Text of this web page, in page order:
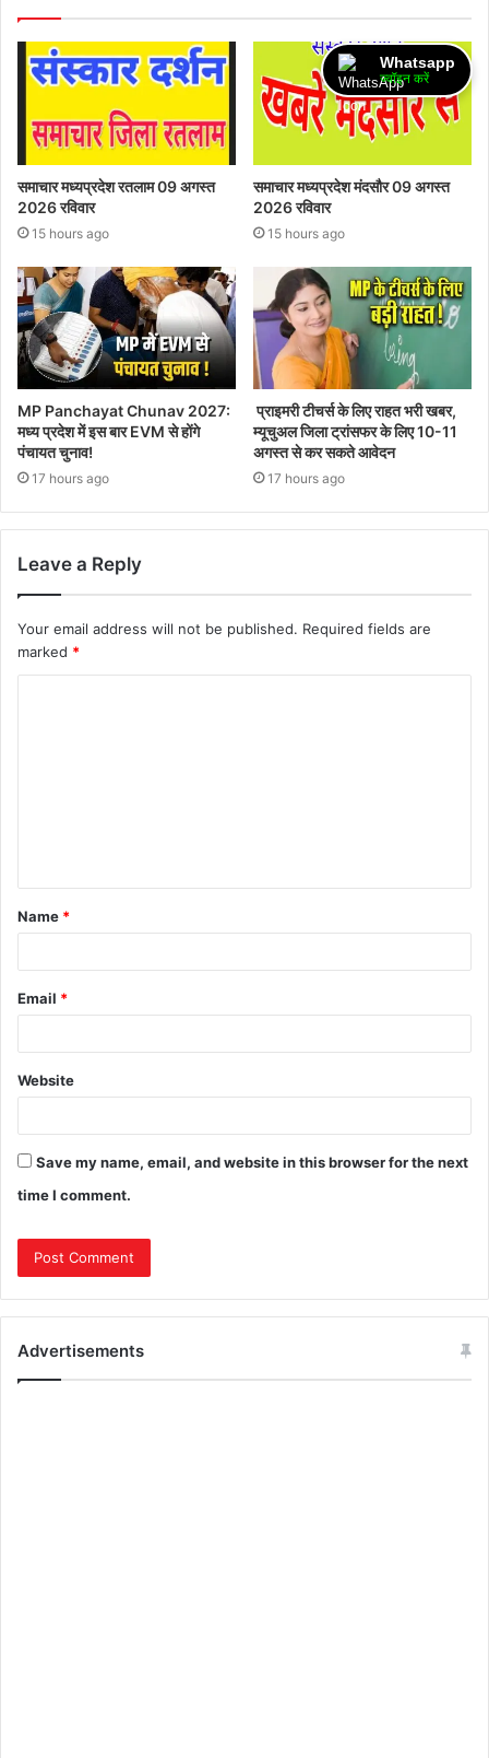
समाचार मध्यप्रदेश रतलाम 09 अगस्त
2026 रविवार
15 hours ago
समाचार मध्यप्रदेश मंदसौर 09 अगस्त
2026 रविवार
15 hours ago
MP Panchayat Chunav 2027:
मध्य प्रदेश में इस बार EVM से होंगे
पंचायत चुनाव!
17 hours ago
प्राइमरी टीचर्स के लिए राहत भरी खबर,
म्यूचुअल जिला ट्रांसफर के लिए 10-11
अगस्त से कर सकते आवेदन
17 hours ago
Leave a Reply
Your email address will not be published. Required fields are
marked *
Name *
Email *
Website
Save my name, email, and website in this browser for the next
time I comment.
Advertisements
Whatsapp
ज्वॉइन करें